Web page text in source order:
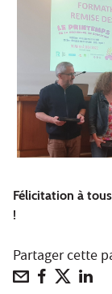
Félicitation à
!
Partager cette